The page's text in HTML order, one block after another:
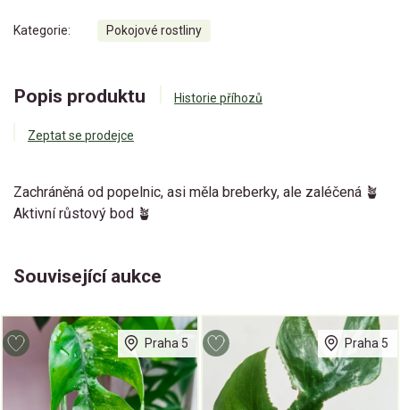
Kategorie: Pokojové rostliny
Popis produktu Historie příhozů
Zeptat se prodejce
Zachráněná od popelnic, asi měla breberky, ale zaléčená 🪴
Aktivní růstový bod 🪴
Související aukce
Praha 5 Praha 5